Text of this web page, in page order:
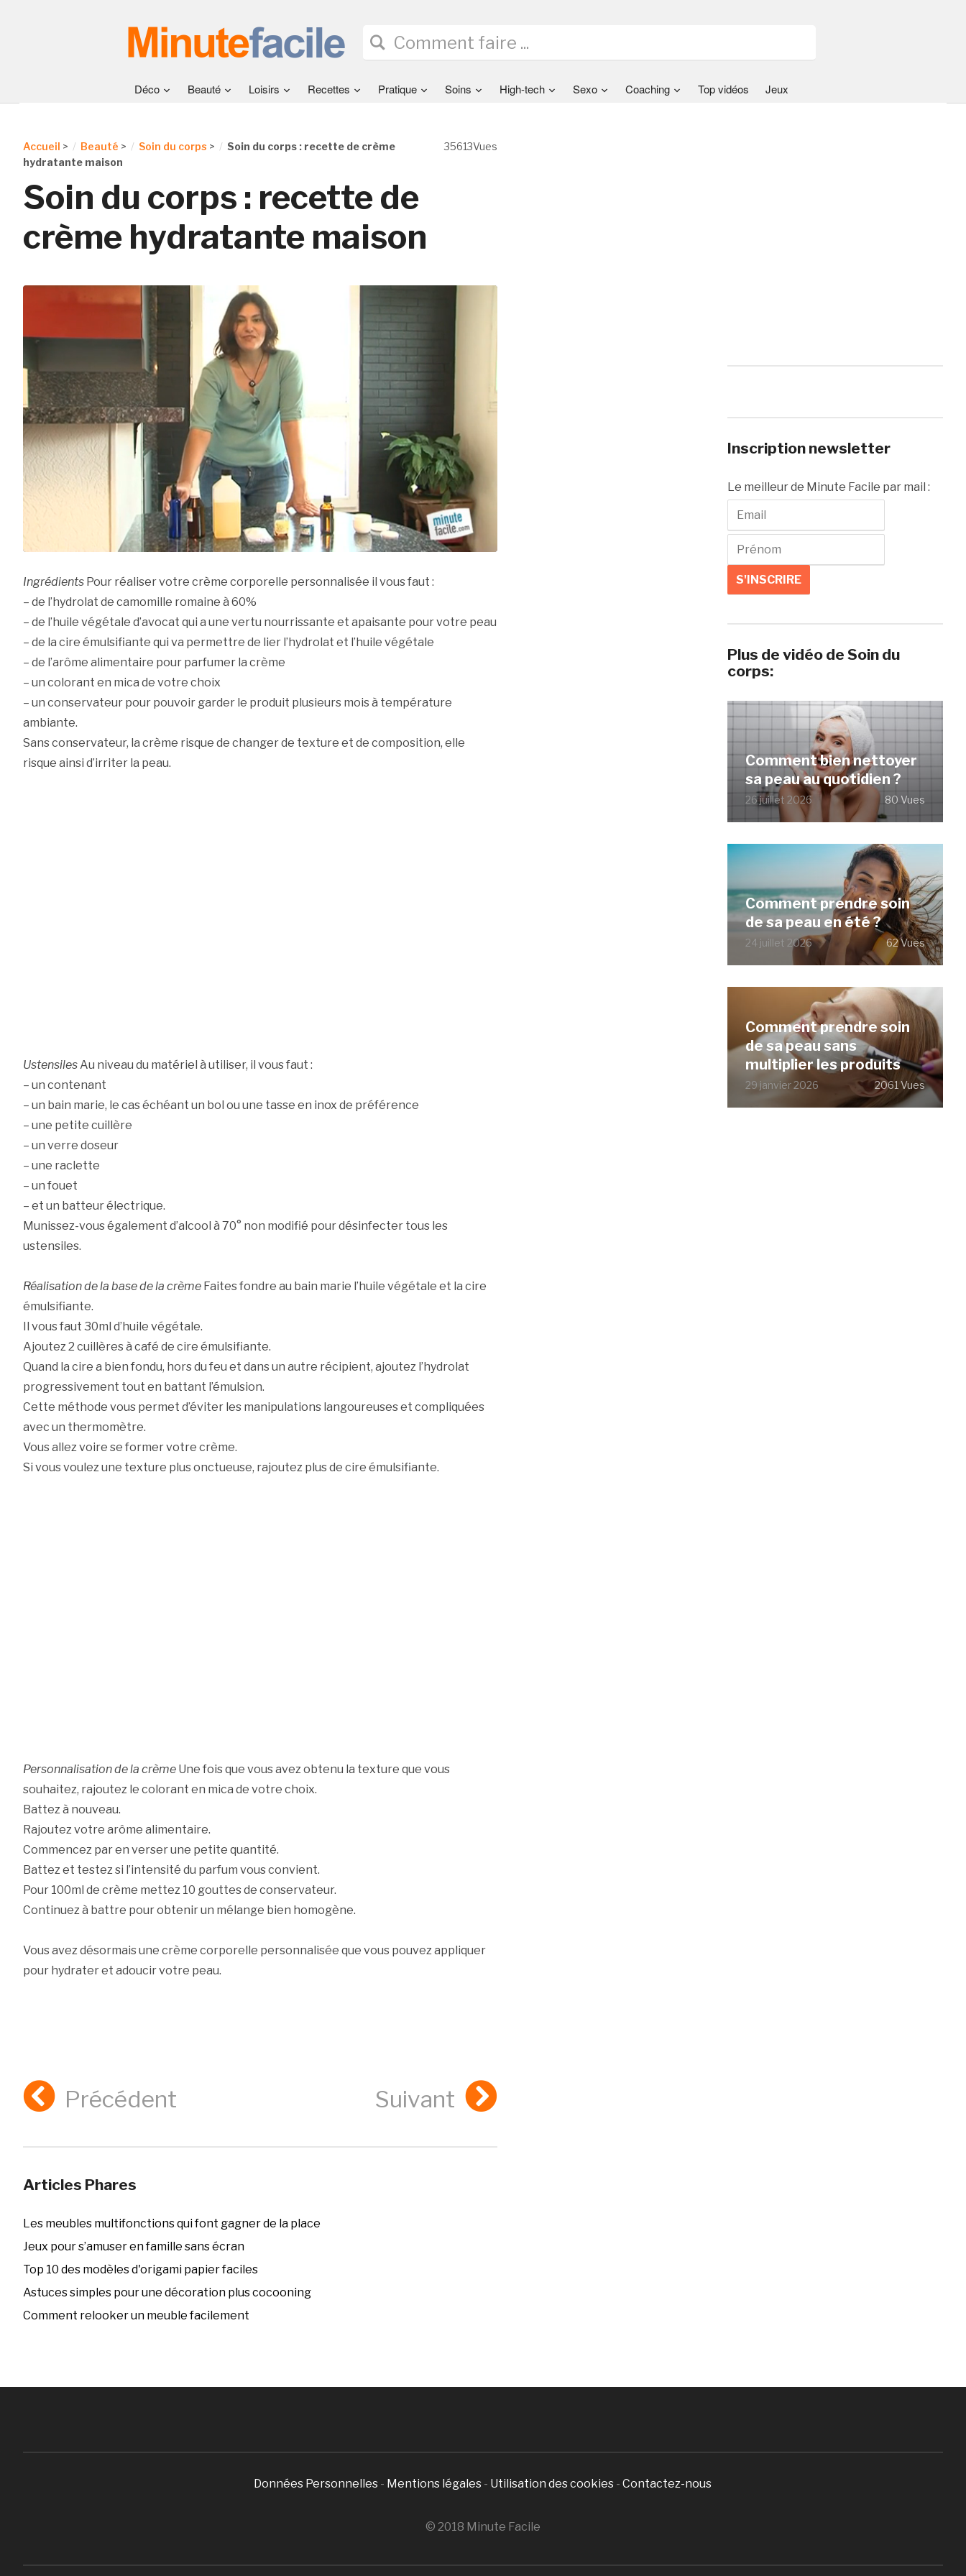
Déco Beauté Loisirs Recettes Pratique Soins High-tech Sexo Coaching Top vidéos Jeux
35613Vues
Accueil > Beauté > Soin du corps >
Soin du corps : recette de crème
hydratante maison
Soin du corps : recette de
crème hydratante maison
IngrédientsPour réaliser votre crème corporelle personnalisée il vous faut :
– de l’hydrolat de camomille romaine à 60%
– de l’huile végétale d’avocat qui a une vertu nourrissante et apaisante pour votre peau
– de la cire émulsifiante qui va permettre de lier l’hydrolat et l’huile végétale
– de l’arôme alimentaire pour parfumer la crème
– un colorant en mica de votre choix
– un conservateur pour pouvoir garder le produit plusieurs mois à température
ambiante.
Sans conservateur, la crème risque de changer de texture et de composition, elle
risque ainsi d’irriter la peau.
UstensilesAu niveau du matériel à utiliser, il vous faut :
– un contenant
– un bain marie, le cas échéant un bol ou une tasse en inox de préférence
– une petite cuillère
– un verre doseur
– une raclette
– un fouet
– et un batteur électrique.
Munissez-vous également d’alcool à 70° non modifié pour désinfecter tous les
ustensiles.
Réalisation de la base de la crèmeFaites fondre au bain marie l’huile végétale et la cire
émulsifiante.
Il vous faut 30ml d’huile végétale.
Ajoutez 2 cuillères à café de cire émulsifiante.
Quand la cire a bien fondu, hors du feu et dans un autre récipient, ajoutez l’hydrolat
progressivement tout en battant l’émulsion.
Cette méthode vous permet d’éviter les manipulations langoureuses et compliquées
avec un thermomètre.
Vous allez voire se former votre crème.
Si vous voulez une texture plus onctueuse, rajoutez plus de cire émulsifiante.
Personnalisation de la crèmeUne fois que vous avez obtenu la texture que vous
souhaitez, rajoutez le colorant en mica de votre choix.
Battez à nouveau.
Rajoutez votre arôme alimentaire.
Commencez par en verser une petite quantité.
Battez et testez si l’intensité du parfum vous convient.
Pour 100ml de crème mettez 10 gouttes de conservateur.
Continuez à battre pour obtenir un mélange bien homogène.
Vous avez désormais une crème corporelle personnalisée que vous pouvez appliquer
pour hydrater et adoucir votre peau.
Précédent Suivant
Articles Phares
Les meubles multifonctions qui font gagner de la place
Jeux pour s’amuser en famille sans écran
Top 10 des modèles d'origami papier faciles
Astuces simples pour une décoration plus cocooning
Comment relooker un meuble facilement
Inscription newsletter
Le meilleur de Minute Facile par mail :
Plus de vidéo de Soin du
corps:
Comment bien nettoyer
sa peau au quotidien ?
26 juillet 2026 80 Vues
Comment prendre soin
de sa peau en été ?
24 juillet 2026 62 Vues
Comment prendre soin
de sa peau sans
multiplier les produits
29 janvier 2026 2061 Vues
Données Personnelles - Mentions légales - Utilisation des cookies -Contactez-nous
© 2018 Minute Facile